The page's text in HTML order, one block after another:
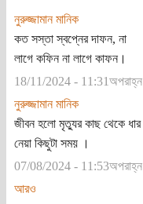
নুরুজ্জামান মানিক
কত সস্তা স্বপ্নের দাফন, না
লাগে কফিন না লাগে কাফন।
18/11/2024 - 11:31অপরাহ্ন
নুরুজ্জামান মানিক
জীবন হলো মৃত্যুর কাছ থেকে ধার
নেয়া কিছুটা সময় ।
07/08/2024 - 11:53অপরাহ্ন
আরও